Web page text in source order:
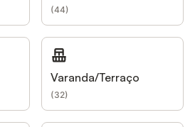
(44)
Varanda/Terraço
(32)